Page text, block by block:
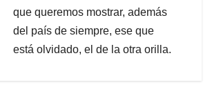
que queremos mostrar, además
del país de siempre, ese que
está olvidado, el de la otra orilla.